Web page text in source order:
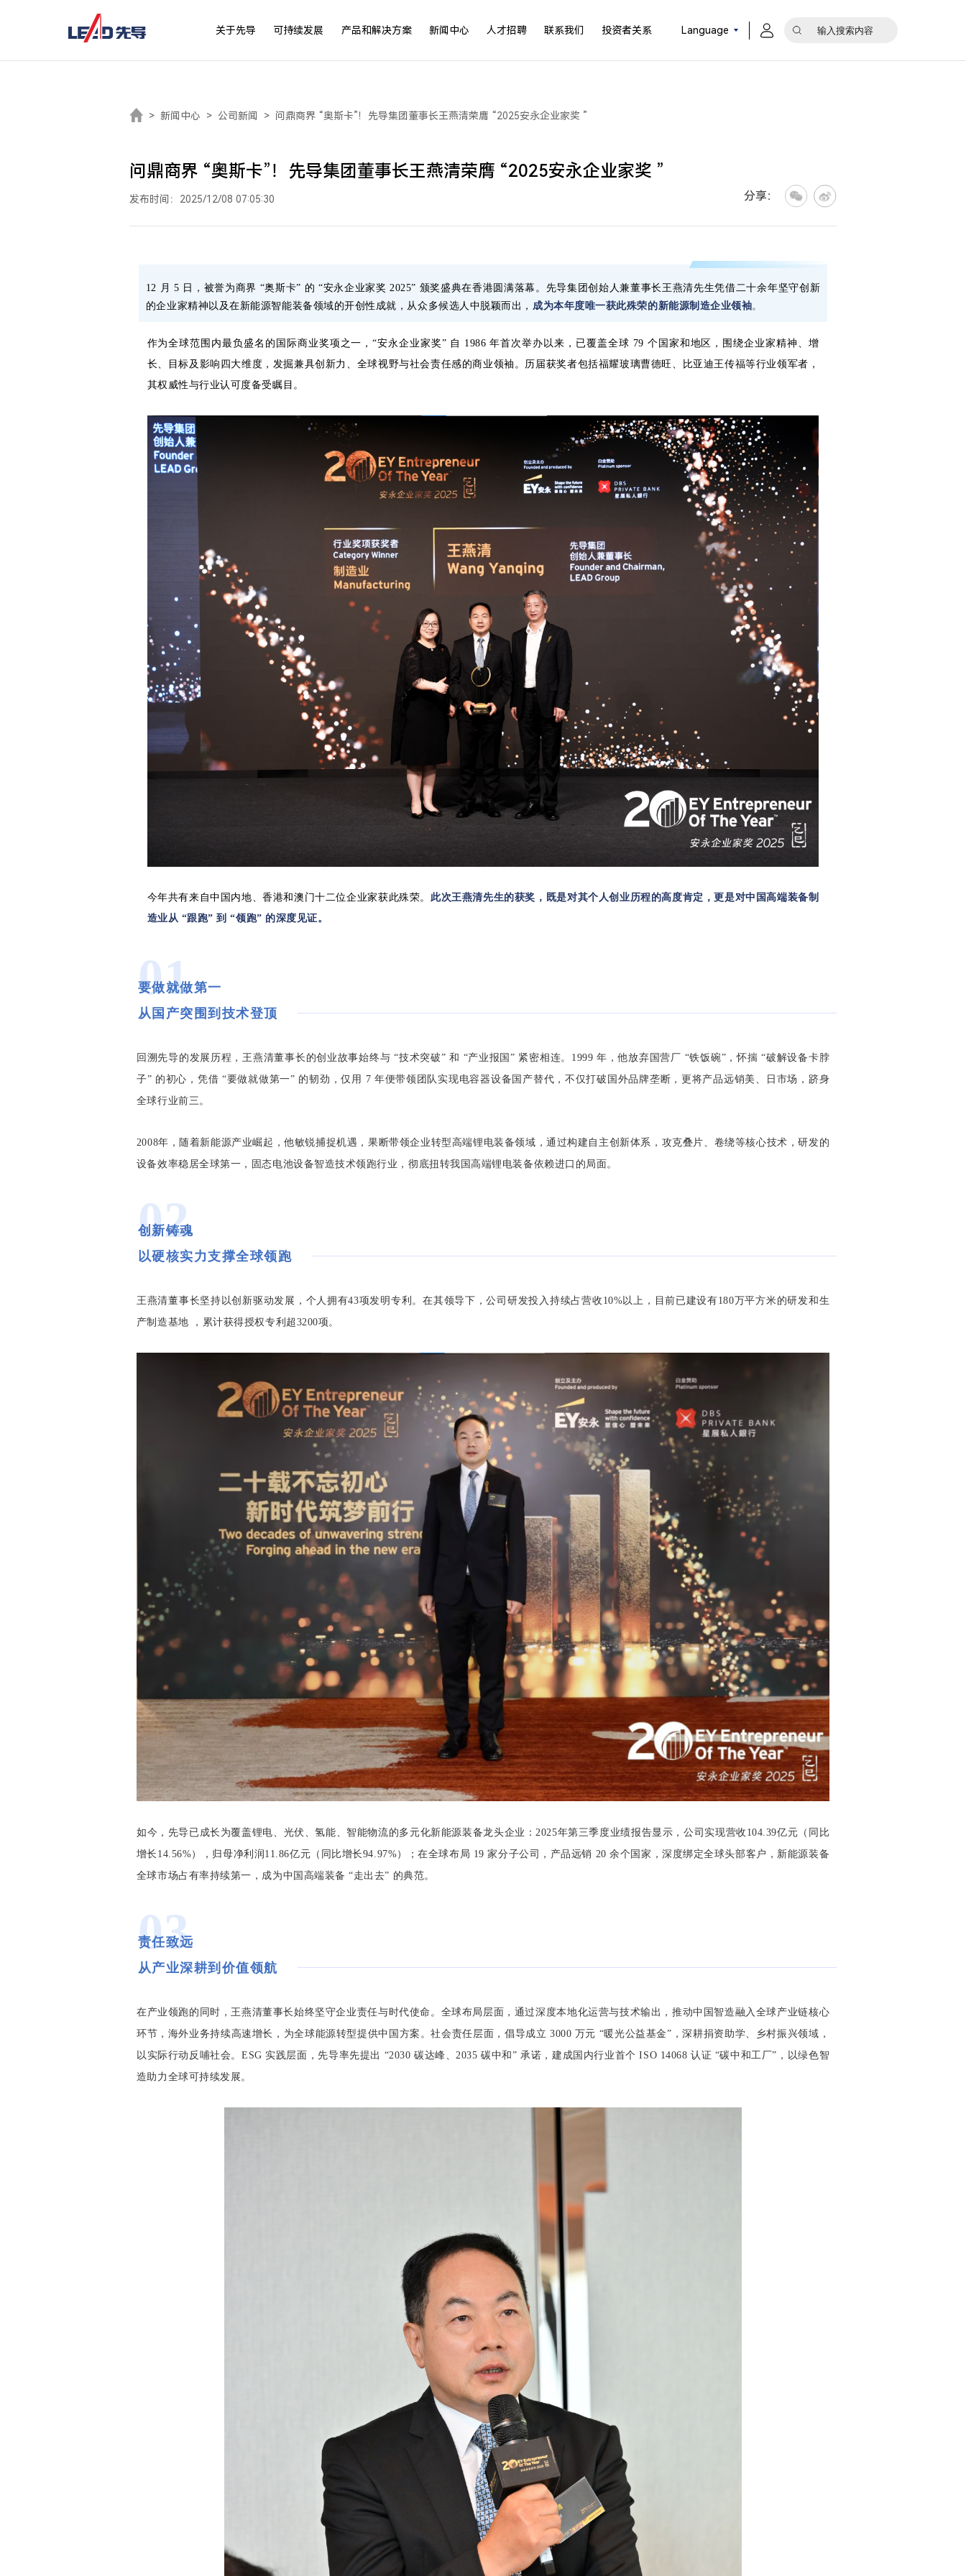
关于先导 可持续发展 产品和解决方案 新闻中心 人才招聘 联系我们 投资者关系 Language
> 新闻中心 > 公司新闻 > 问鼎商界 “奥斯卡”！先导集团董事长王燕清荣膺 “2025安永企业家奖 ”
问鼎商界 “奥斯卡”！先导集团董事长王燕清荣膺 “2025安永企业家奖 ”
发布时间：2025/12/08 07:05:30 分享：
12 月 5 日，被誉为商界 “奥斯卡” 的 “安永企业家奖 2025” 颁奖盛典在香港圆满落幕。先导集团创始人兼董事长王燕清先生凭借二十余年坚守创新
的企业家精神以及在新能源智能装备领域的开创性成就，从众多候选人中脱颖而出，成为本年度唯一获此殊荣的新能源制造企业领袖。
作为全球范围内最负盛名的国际商业奖项之一，“安永企业家奖” 自 1986 年首次举办以来，已覆盖全球 79 个国家和地区，围绕企业家精神、增
长、目标及影响四大维度，发掘兼具创新力、全球视野与社会责任感的商业领袖。历届获奖者包括福耀玻璃曹德旺、比亚迪王传福等行业领军者，
其权威性与行业认可度备受瞩目。
今年共有来自中国内地、香港和澳门十二位企业家获此殊荣。 此次王燕清先生的获奖，既是对其个人创业历程的高度肯定，更是对中国高端装备制
造业从 “跟跑” 到 “领跑” 的深度见证。
01
要做就做第一
从国产突围到技术登顶
回溯先导的发展历程，王燕清董事长的创业故事始终与 “技术突破” 和 “产业报国” 紧密相连。1999 年，他放弃国营厂 “铁饭碗”，怀揣 “破解设备卡脖
子” 的初心，凭借 “要做就做第一” 的韧劲，仅用 7 年便带领团队实现电容器设备国产替代，不仅打破国外品牌垄断，更将产品远销美、日市场，跻身
全球行业前三。
2008年，随着新能源产业崛起，他敏锐捕捉机遇，果断带领企业转型高端锂电装备领域，通过构建自主创新体系，攻克叠片、卷绕等核心技术，研发的
设备效率稳居全球第一，固态电池设备智造技术领跑行业，彻底扭转我国高端锂电装备依赖进口的局面。
02
创新铸魂
以硬核实力支撑全球领跑
王燕清董事长坚持以创新驱动发展，个人拥有43项发明专利。在其领导下，公司研发投入持续占营收10%以上，目前已建设有180万平方米的研发和生
产制造基地 ，累计获得授权专利超3200项。
如今，先导已成长为覆盖锂电、光伏、氢能、智能物流的多元化新能源装备龙头企业：2025年第三季度业绩报告显示，公司实现营收104.39亿元（同比
增长14.56%），归母净利润11.86亿元（同比增长94.97%）；在全球布局 19 家分子公司，产品远销 20 余个国家，深度绑定全球头部客户，新能源装备
全球市场占有率持续第一，成为中国高端装备 “走出去” 的典范。
03
责任致远
从产业深耕到价值领航
在产业领跑的同时，王燕清董事长始终坚守企业责任与时代使命。全球布局层面，通过深度本地化运营与技术输出，推动中国智造融入全球产业链核心
环节，海外业务持续高速增长，为全球能源转型提供中国方案。社会责任层面，倡导成立 3000 万元 “暖光公益基金”，深耕捐资助学、乡村振兴领域，
以实际行动反哺社会。ESG 实践层面，先导率先提出 “2030 碳达峰、2035 碳中和” 承诺，建成国内行业首个 ISO 14068 认证 “碳中和工厂”，以绿色智
造助力全球可持续发展。